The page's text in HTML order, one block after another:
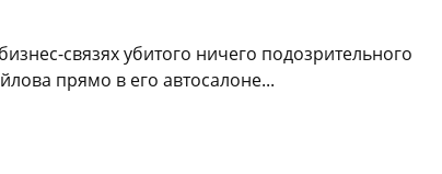
связях убитого ничего подозрительного
прямо в его автосалоне...